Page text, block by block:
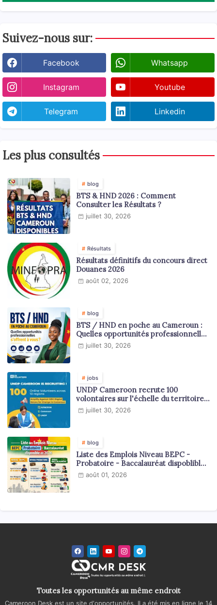
Suivez-nous sur:
Facebook Whatsapp
Instagram Youtube
Telegram Linkedin
Les plus consultés
blog
BTS & HND 2026 : Comment
Consulter les Résultats ?
juillet 30, 2026
Résultats
Résultats définitifs du concours direct
Douanes 2026
août 02, 2026
blog
BTS / HND en poche au Cameroun :
Quelles opportunités professionnelles
s'offrent à vous ?
juillet 30, 2026
jobs
UNDP Cameroon recrute 100
volontaires sur l'échelle du territoire
national
juillet 30, 2026
blog
Liste des Emplois Niveau BEPC -
Probatoire - Baccalauréat dispoblible
en 2026
août 01, 2026
Toutes les opportunités au même endroit
Cameroon Desk est un site d'opportunités. Il a été mis en ligne le 14